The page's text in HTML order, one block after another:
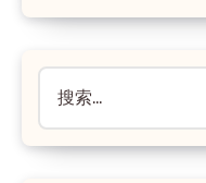
索：